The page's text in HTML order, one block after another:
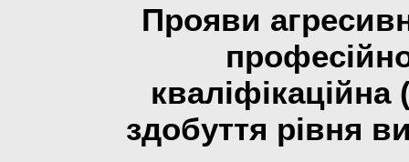
Прояви
здобуття рівня